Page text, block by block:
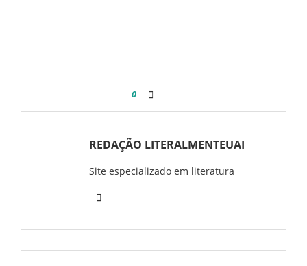
0
REDAÇÃO LITERALMENTEUAI
Site especializado em literatura